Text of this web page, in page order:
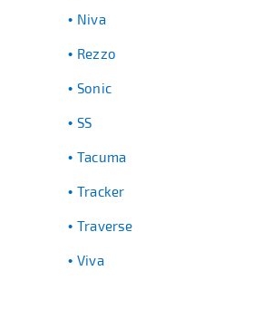
Niva
Rezzo
Sonic
SS
Tacuma
Tracker
Traverse
Viva